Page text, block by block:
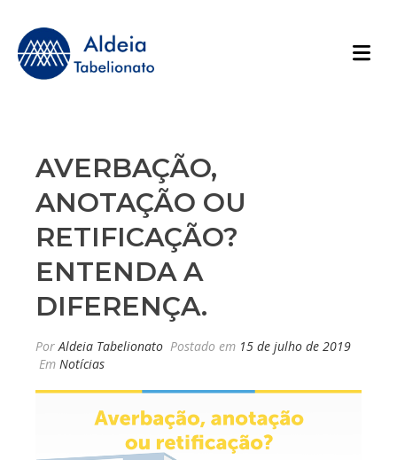
AVERBAÇÃO,
ANOTAÇÃO OU
RETIFICAÇÃO?
ENTENDA A
DIFERENÇA.
PorAldeia Tabelionato Postado em 15 de julho de 2019
Em Notícias